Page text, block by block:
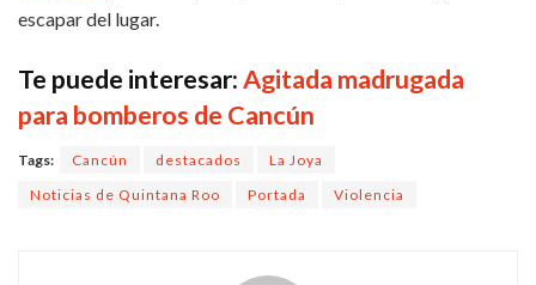
escapar del lugar.
Te puede interesar:Agitada madrugada
para bomberos de Cancún
Tags: Cancún destacados
La Joya
Noticias de Quintana Roo
Portada Violencia